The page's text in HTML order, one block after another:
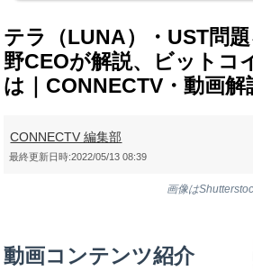
テラ（LUNA）・UST問
野CEOが解説、ビットコ
は｜CONNECTV・動画解
CONNECTV 編集部
最終更新日時:2022/05/13 08:39
画像は
動画コンテンツ紹介